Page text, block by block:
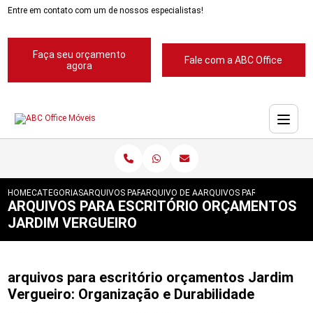
Entre em contato com um de nossos especialistas!
Faça seu orçamento
agora
Fale com a ABC Office
HOMECATEGORIASARQUIVOS PARA ESCRITORIOS
ARQUIVO DE ACO PARA ESCRITORIOS
ARQUIVOS PARA
ARQUIVOS PARA ESCRITÓRIO ORÇAMENTOS
JARDIM VERGUEIRO
arquivos para escritório orçamentos Jardim
Vergueiro: Organização e Durabilidade